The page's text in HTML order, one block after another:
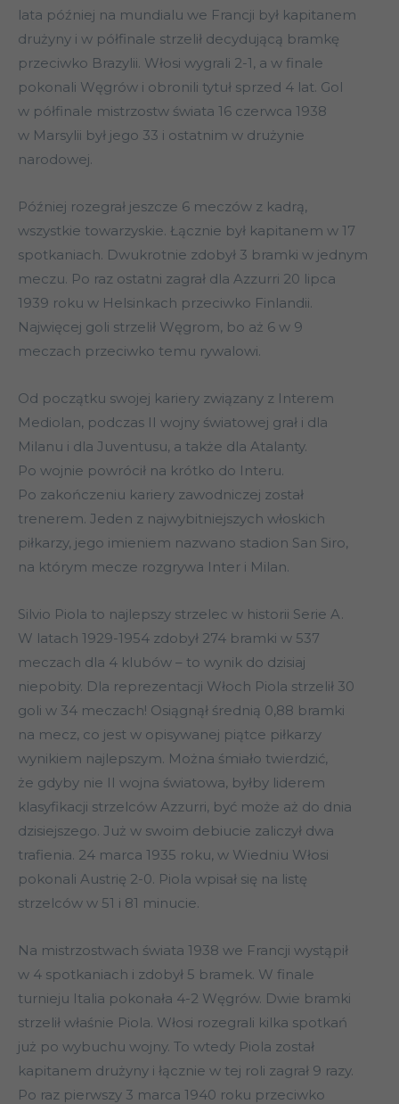
lata później na mundialu we Francji był kapitanem
drużyny i w półfinale strzelił decydującą bramkę
przeciwko Brazylii. Włosi wygrali 2-1, a w finale
pokonali Węgrów i obronili tytuł sprzed 4 lat. Gol
w półfinale mistrzostw świata 16 czerwca 1938
w Marsylii był jego 33 i ostatnim w drużynie
narodowej.
Później rozegrał jeszcze 6 meczów z kadrą,
wszystkie towarzyskie. Łącznie był kapitanem w 17
spotkaniach. Dwukrotnie zdobył 3 bramki w jednym
meczu. Po raz ostatni zagrał dla Azzurri 20 lipca
1939 roku w Helsinkach przeciwko Finlandii.
Najwięcej goli strzelił Węgrom, bo aż 6 w 9
meczach przeciwko temu rywalowi.
Od początku swojej kariery związany z Interem
Mediolan, podczas II wojny światowej grał i dla
Milanu i dla Juventusu, a także dla Atalanty.
Po wojnie powrócił na krótko do Interu.
Po zakończeniu kariery zawodniczej został
trenerem. Jeden z najwybitniejszych włoskich
piłkarzy, jego imieniem nazwano stadion San Siro,
na którym mecze rozgrywa Inter i Milan.
Silvio Piola to najlepszy strzelec w historii Serie A.
W latach 1929-1954 zdobył 274 bramki w 537
meczach dla 4 klubów – to wynik do dzisiaj
niepobity. Dla reprezentacji Włoch Piola strzelił 30
goli w 34 meczach! Osiągnął średnią 0,88 bramki
na mecz, co jest w opisywanej piątce piłkarzy
wynikiem najlepszym. Można śmiało twierdzić,
że gdyby nie II wojna światowa, byłby liderem
klasyfikacji strzelców Azzurri, być może aż do dnia
dzisiejszego. Już w swoim debiucie zaliczył dwa
trafienia. 24 marca 1935 roku, w Wiedniu Włosi
pokonali Austrię 2-0. Piola wpisał się na listę
strzelców w 51 i 81 minucie.
Na mistrzostwach świata 1938 we Francji wystąpił
w 4 spotkaniach i zdobył 5 bramek. W finale
turnieju Italia pokonała 4-2 Węgrów. Dwie bramki
strzelił właśnie Piola. Włosi rozegrali kilka spotkań
już po wybuchu wojny. To wtedy Piola został
kapitanem drużyny i łącznie w tej roli zagrał 9 razy.
Po raz pierwszy 3 marca 1940 roku przeciwko